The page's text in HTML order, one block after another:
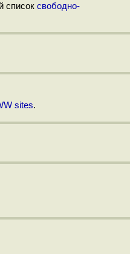
список свободно-
sites.